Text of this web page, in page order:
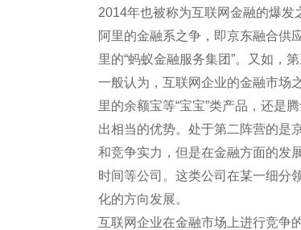
2014年也被称为互联网金融的爆发
阿里的金融系之争，即京东融合供
里的“蚂蚁金融服务集团”。又如，
一般认为，互联网企业的金融市场
里的余额宝等“宝宝”类产品，还是
出相当的优势。处于第二阵营的是
和竞争实力，但是在金融方面的发
时间等公司。这类公司在某一细分
化的方向发展。
互联网企业在金融市场上进行竞争